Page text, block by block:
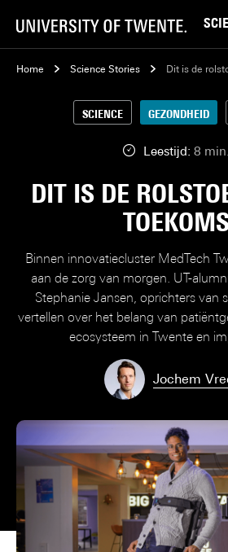
Gedrag
Robotica
Home Science Stories Dit is de
Leestijd: 8 min.
SCIENCE GEZONDHEID
DIT IS DE
Binnen innovatiecluster MedTech
aan de zorg van morgen. UT-
Stephanie Jansen, oprichters van
vertellen over het belang van
ecosysteem in Twente en
Jochem